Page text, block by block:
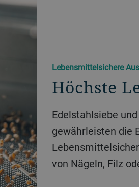
Lebensmittelsichere
Höchste
Edelstahlsiebe
gewährleisten die
von Nägeln, Filz